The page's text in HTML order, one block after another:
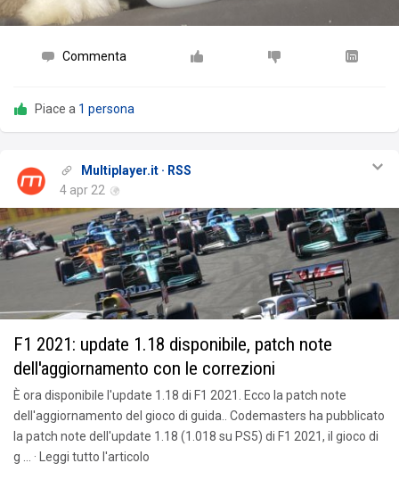
Commenta
Piace a 1 persona
Multiplayer.it · RSS
4 apr 22
F1 2021: update 1.18 disponibile, patch note
dell'aggiornamento con le correzioni
È ora disponibile l'update 1.18 di F1 2021. Ecco la patch note
dell'aggiornamento del gioco di guida.. Codemasters ha pubblicato
la patch note dell'update 1.18 (1.018 su PS5) di F1 2021, il gioco di
g … · Leggi tutto l'articolo